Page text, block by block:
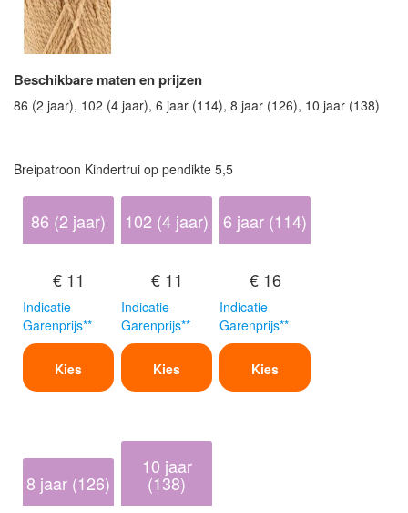
Beschikbare maten en prijzen
86 (2 jaar), 102 (4 jaar), 6 jaar (114), 8 jaar (126), 10 jaar (138)
Breipatroon Kindertrui op pendikte 5,5
86 (2 jaar)
€ 11
Indicatie
Garenprijs**
Kies
102 (4 jaar)
€ 11
Indicatie
Garenprijs**
Kies
6 jaar (114)
€ 16
Indicatie
Garenprijs**
Kies
8 jaar (126)
10 jaar
(138)